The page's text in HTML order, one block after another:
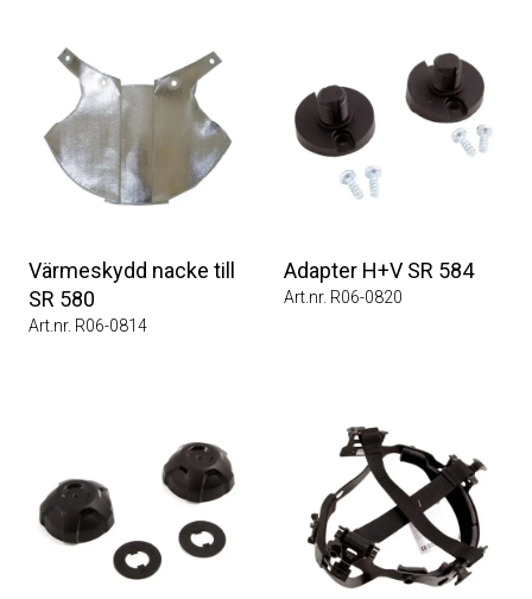
Värmeskydd nacke till
SR 580
Art.nr. R06-0814
Adapter H+V SR 584
Art.nr. R06-0820